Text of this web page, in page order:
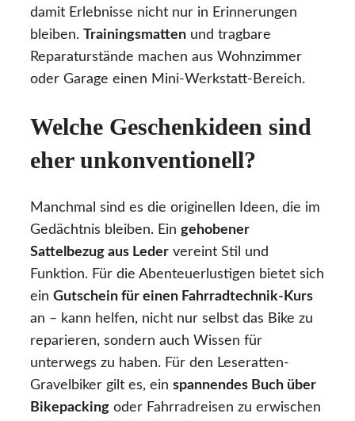
damit Erlebnisse nicht nur in Erinnerungen
bleiben. Trainingsmatten und tragbare
Reparaturstände machen aus Wohnzimmer
oder Garage einen Mini-Werkstatt-Bereich.
Welche Geschenkideen sind
eher unkonventionell?
Manchmal sind es die originellen Ideen, die im
Gedächtnis bleiben. Ein gehobener
Sattelbezug aus Leder vereint Stil und
Funktion. Für die Abenteuerlustigen bietet sich
ein Gutschein für einen Fahrradtechnik-Kurs
an – kann helfen, nicht nur selbst das Bike zu
reparieren, sondern auch Wissen für
unterwegs zu haben. Für den Leseratten-
Gravelbiker gilt es, ein spannendes Buch über
Bikepacking oder Fahrradreisen zu erwischen